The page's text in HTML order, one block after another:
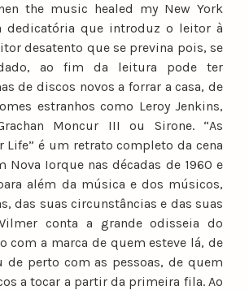
the music healed my New York
dedicatória que introduz o leitor à
desatento que se previna pois, se
ao fim da leitura pode ter
de discos novos a forrar a casa, de
estranhos como Leroy Jenkins,
Moncur III ou Sirone. “As
Life” é um retrato completo da cena
Nova Iorque nas décadas de 1960 e
além da música e dos músicos,
das suas circunstâncias e das suas
conta a grande odisseia do
com a marca de quem esteve lá, de
de perto com as pessoas, de quem
a tocar a partir da primeira fila. Ao